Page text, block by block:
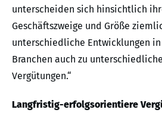
unterscheiden sich hinsichtlich
Geschäftszweige und Größe
unterschiedliche Entwicklungen
Branchen auch zu
Vergütungen.“
Langfristig-erfolgsorientiere